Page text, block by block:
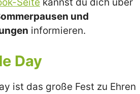
Seite kannst du dich über
und
informieren.
Day
ist das große Fest zu Ehren